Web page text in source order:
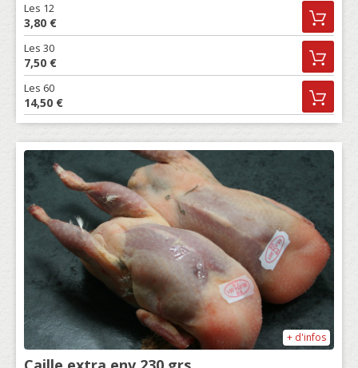
Les 12
3,80 €
Les 30
7,50 €
Les 60
14,50 €
+ d'infos